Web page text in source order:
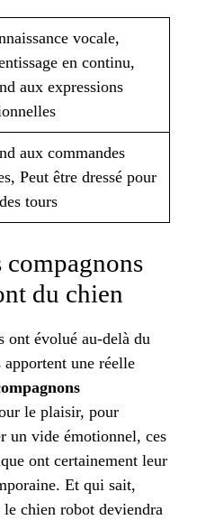
vocale,
en continu,
aux expressions
aux commandes
Peut être dressé pour
tours
du chien
ont évolué au-delà du
une réelle
le plaisir, pour
un vide émotionnel, ces
ont certainement leur
Et qui sait,
chien robot deviendra